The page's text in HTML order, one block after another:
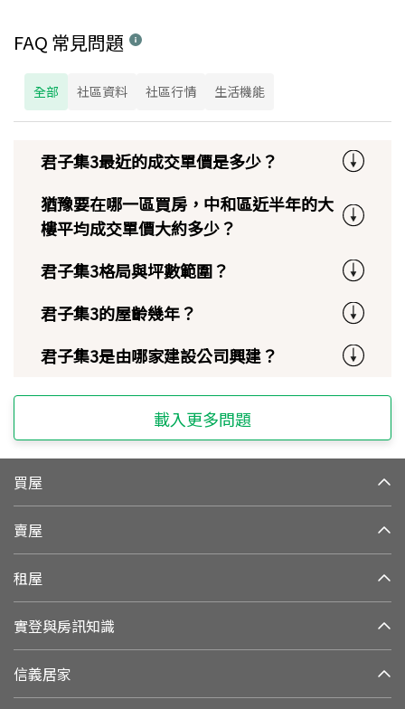
FAQ 常見問題
全部 社區資料 社區行情 生活機能
君子集3最近的成交單價是多少？
猶豫要在哪一區買房，中和區近半年的大
樓平均成交單價大約多少？
君子集3格局與坪數範圍？
君子集3的屋齡幾年？
君子集3是由哪家建設公司興建？
載入更多問題
買屋
賣屋
租屋
實登與房訊知識
信義居家